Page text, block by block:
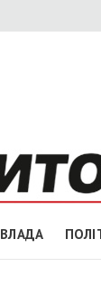
ВЛАДА